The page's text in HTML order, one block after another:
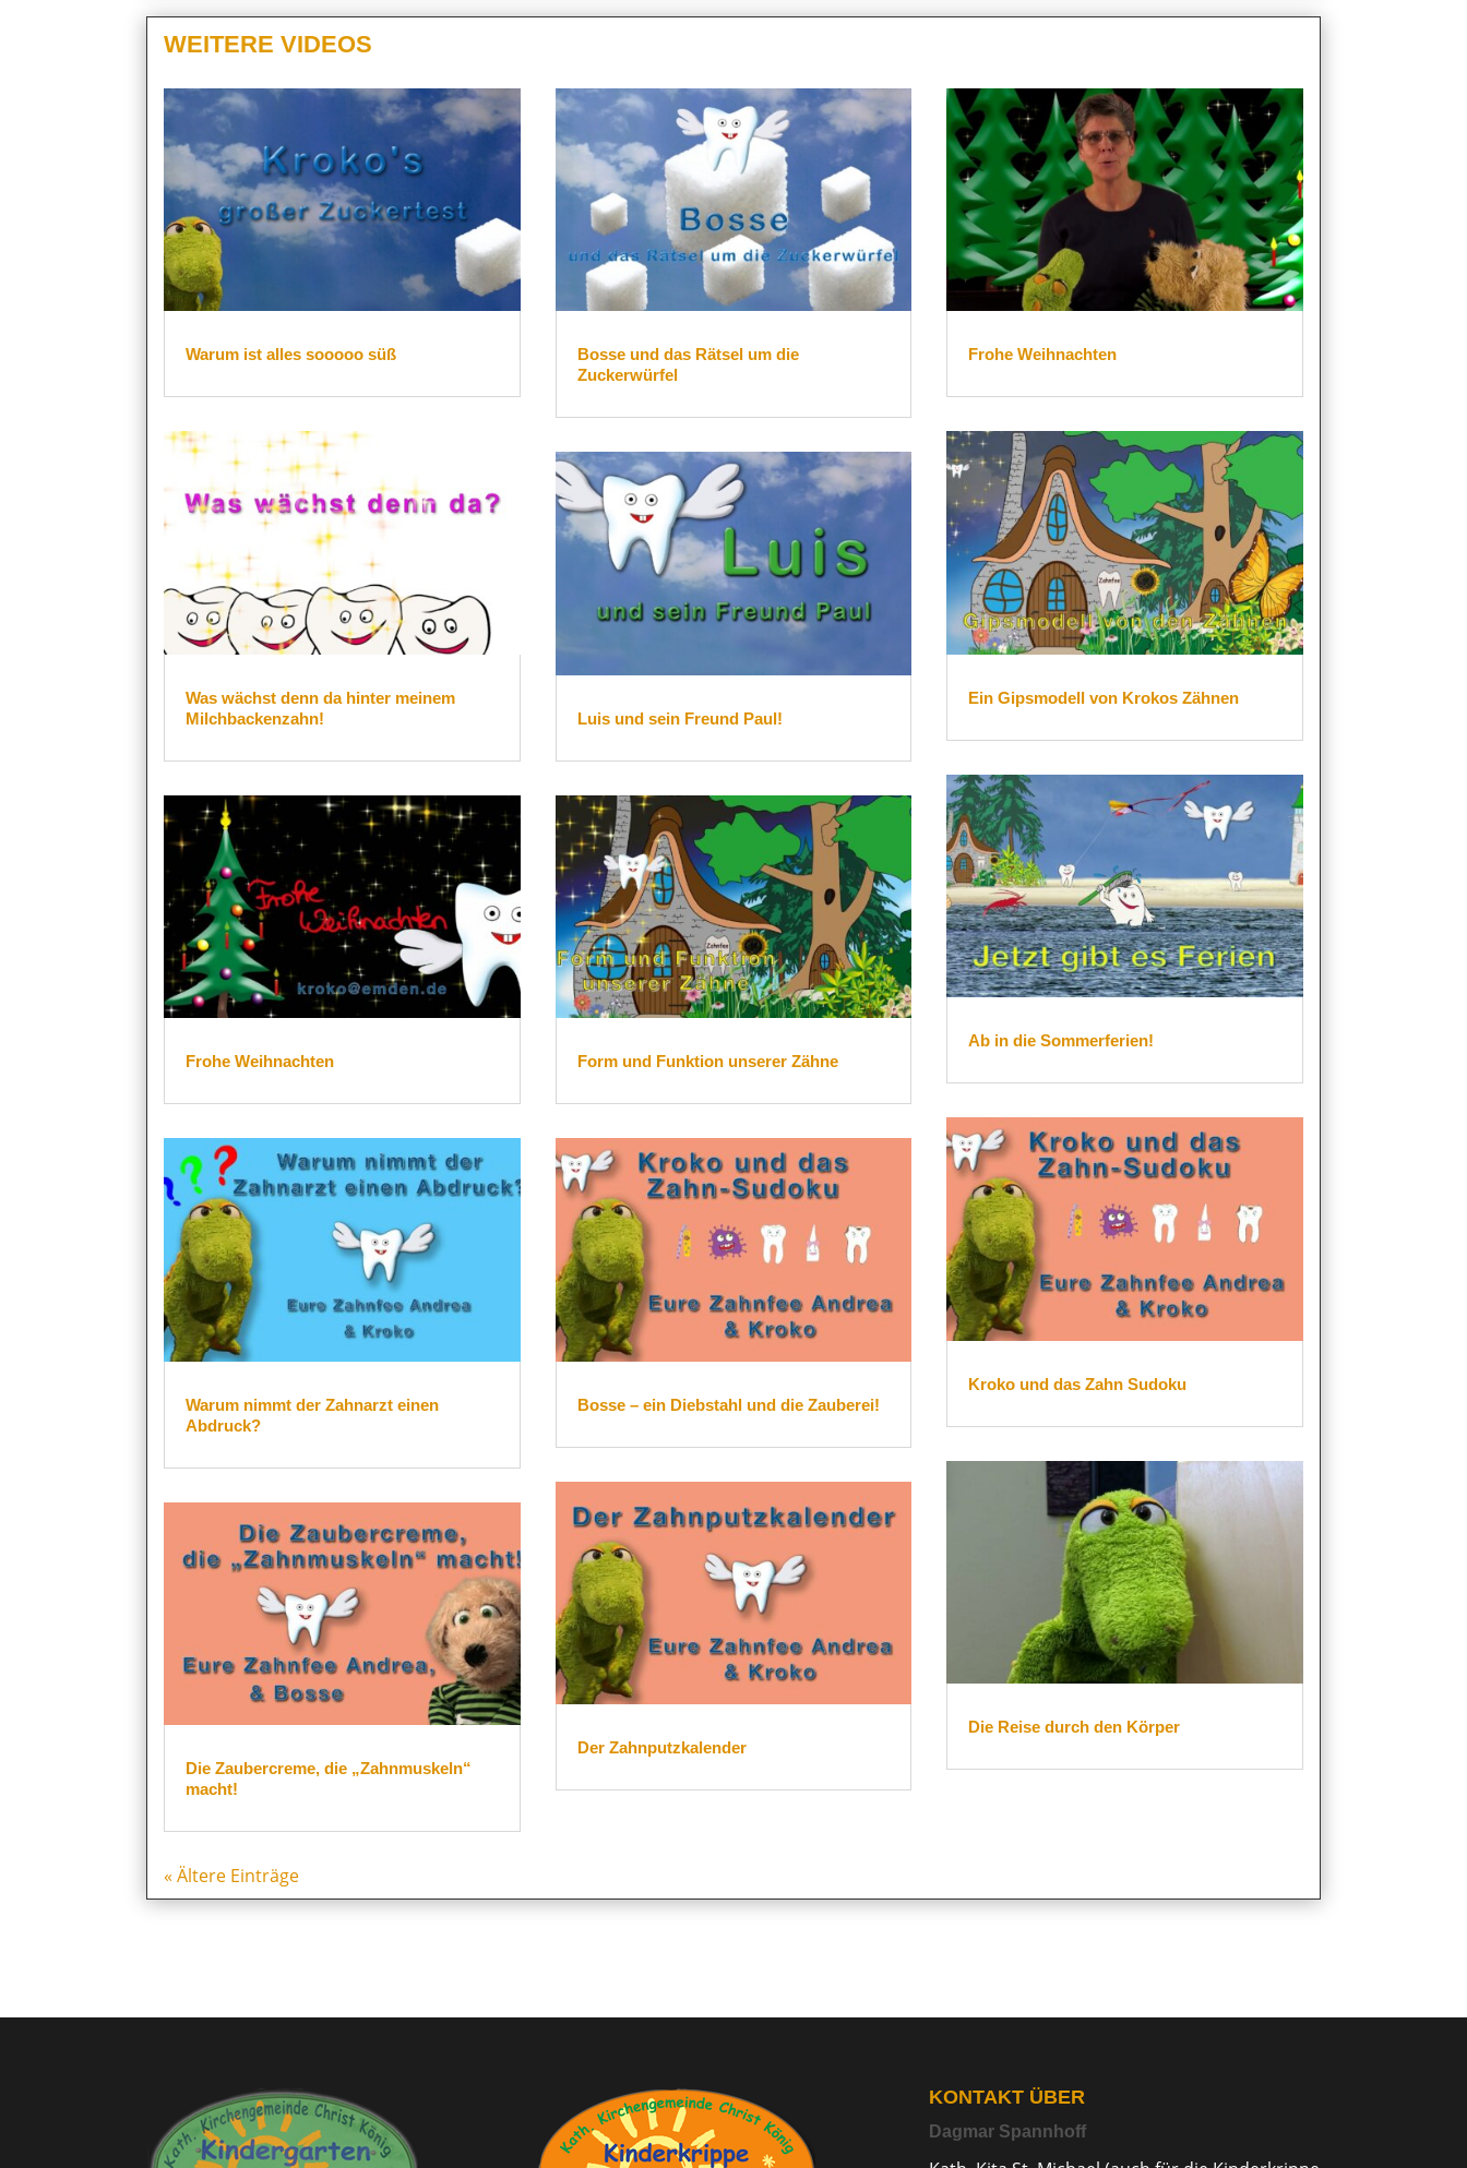
WEITERE VIDEOS
Warum ist alles sooooo süß
Was wächst denn da hinter meinem
Milchbackenzahn!
Frohe Weihnachten
Warum nimmt der Zahnarzt einen
Abdruck?
Die Zaubercreme, die „Zahnmuskeln“
macht!
Bosse und das Rätsel um die
Zuckerwürfel
Luis und sein Freund Paul!
Form und Funktion unserer Zähne
Bosse – ein Diebstahl und die Zauberei!
Der Zahnputzkalender
Frohe Weihnachten
Ein Gipsmodell von Krokos Zähnen
Ab in die Sommerferien!
Kroko und das Zahn Sudoku
Die Reise durch den Körper
« Ältere Einträge
KONTAKT ÜBER
Dagmar Spannhoff